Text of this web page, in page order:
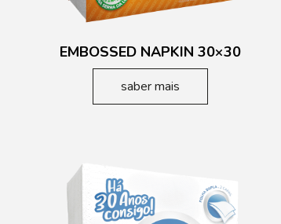
EMBOSSED NAPKIN 30×30
saber mais